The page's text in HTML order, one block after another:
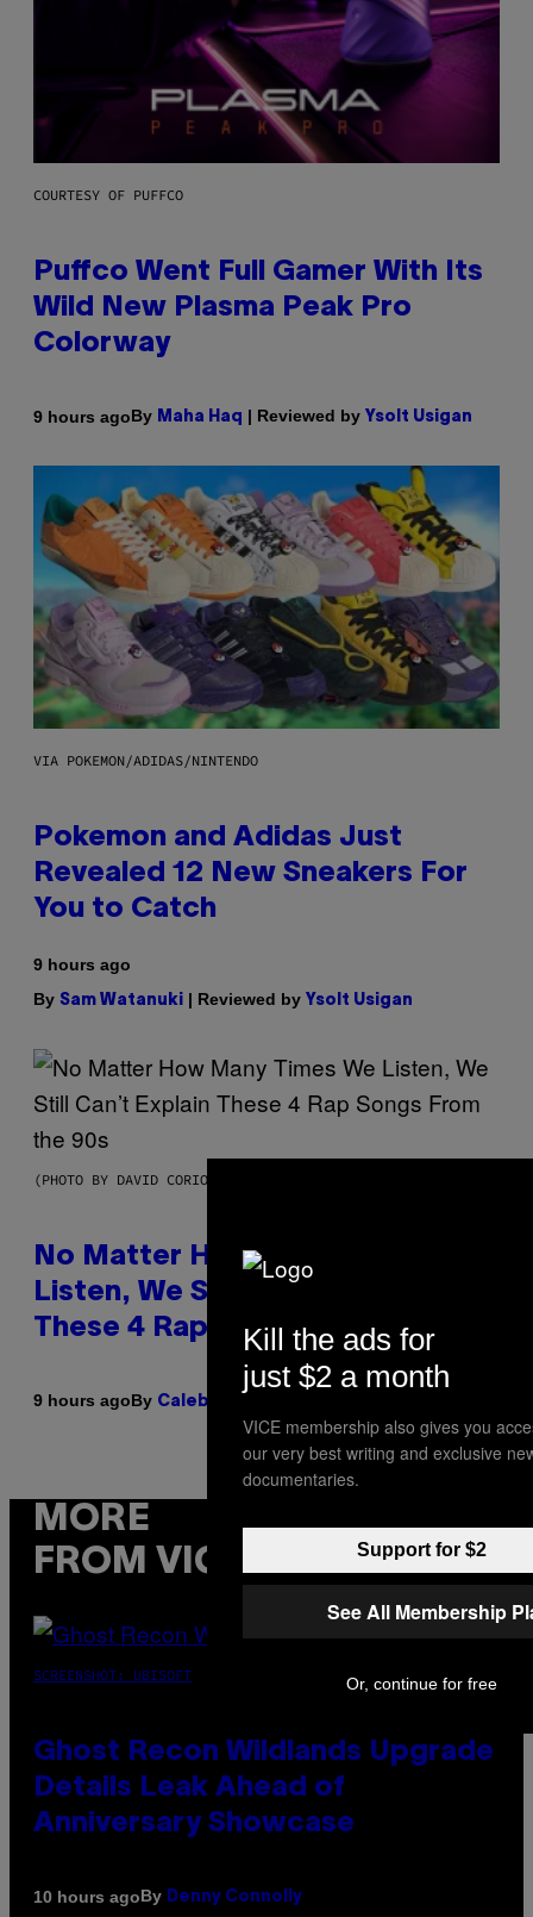
COURTESY OF PUFFCO
Puffco Went Full Gamer With Its
Wild New Plasma Peak Pro
Colorway
9 hours agoBy Maha Haq | Reviewed by Ysolt Usigan
VIA POKEMON/ADIDAS/NINTENDO
Pokemon and Adidas Just
Revealed 12 New Sneakers For
You to Catch
9 hours ago
By Sam Watanuki | Reviewed by Ysolt Usigan
(PHOTO BY DAVID CORIO/REDFERNS)
No Matter How Many Times We
Listen, We Still Can’t Explain
These 4 Rap Songs From the 90s
9 hours agoBy Caleb Catlin
MORE
FROM VICE
SCREENSHOT: UBISOFT
Ghost Recon Wildlands Upgrade
Details Leak Ahead of
Anniversary Showcase
10 hours agoBy Denny Connolly
Kill the ads for
just $2 a month
VICE membership also gives you
our very best writing and exclusive
documentaries.
Support for $2
See All Membership
Or, continue for free